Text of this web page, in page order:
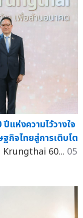
แห่งความไว้วางใจ
กิจไทยสู่การเติบโต
Krungthai 60... 05